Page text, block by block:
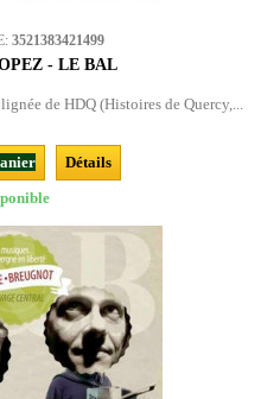
3521383421499
- LE BAL
de HDQ (Histoires de Quercy,...
Détails